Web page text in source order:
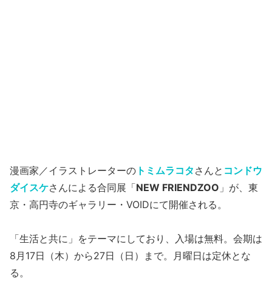
漫画家／イラストレーターの トミムラコタ さんと コンドウ
ダイスケさんによる合同展「NEW FRIENDZOO 」が、東
京・高円寺のギャラリー・VOIDにて開催される。
「生活と共に」をテーマにしており、入場は無料。会期は
8月17日（木）から27日（日）まで。月曜日は定休とな
る。